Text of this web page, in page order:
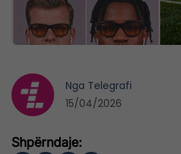
Nga Telegrafi
15/04/2026